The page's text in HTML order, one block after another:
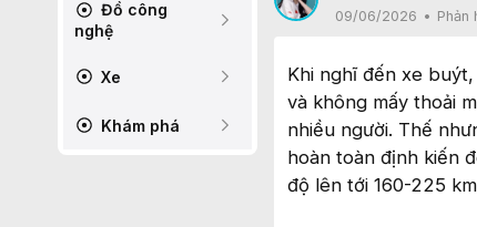
Đồ công
nghệ
Xe
Khám phá
09/06/2026
Phản
Khi nghĩ đến xe
và không mấy thoải
nhiều người. Thế
hoàn toàn định kiến
độ lên tới 160-225